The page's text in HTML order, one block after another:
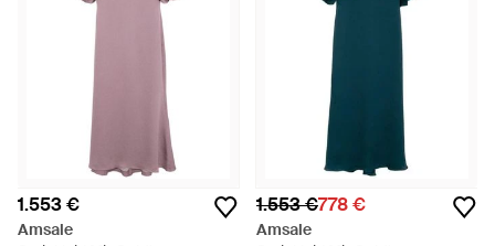
1.553 €
Amsale
1.553 €778 €
Amsale